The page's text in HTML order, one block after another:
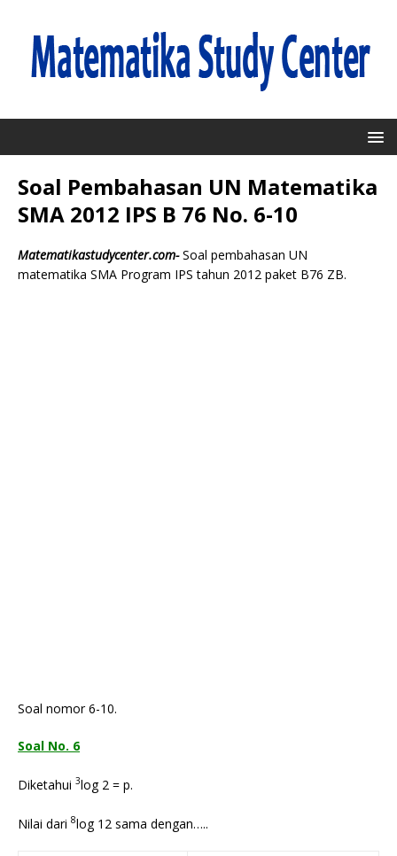
Soal Pembahasan UN Matematika
SMA 2012 IPS B 76 No. 6-10
Matematikastudycenter.com-Soal pembahasan UN
matematika SMA Program IPS tahun 2012 paket B76 ZB.
Soal nomor 6-10.
Soal No. 6
Diketahui 3log 2 = p.
Nilai dari 8log 12 sama dengan…..